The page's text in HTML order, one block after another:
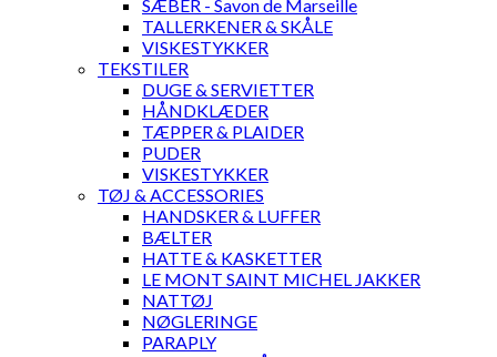
SÆBER - Savon de Marseille
TALLERKENER & SKÅLE
VISKESTYKKER
TEKSTILER
DUGE & SERVIETTER
HÅNDKLÆDER
TÆPPER & PLAIDER
PUDER
VISKESTYKKER
TØJ & ACCESSORIES
HANDSKER & LUFFER
BÆLTER
HATTE & KASKETTER
LE MONT SAINT MICHEL JAKKER
NATTØJ
NØGLERINGE
PARAPLY